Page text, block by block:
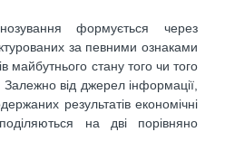
формується через
за певними ознаками
майбутнього стану того чи того
від джерел інформації,
результатів економічні
на дві порівняно